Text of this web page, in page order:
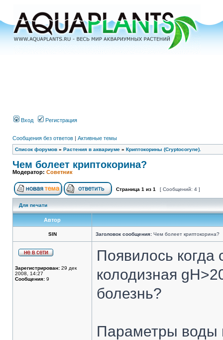
Вход Регистрация
Сообщения без ответов | Активные темы
Список форумов » Растения в аквариуме » Криптокорины (Cryptocoryne).
Чем болеет криптокорина?
Модератор: Советник
Страница 1 из 1 [ Сообщений: 4 ]
Для печати
Автор
SIN Заголовок сообщения: Чем болеет криптокорина?
Зарегистрирован: 29 дек
2008, 14:27
Сообщения: 9
Появилось когда
колодизная
болезнь?
Параметры воды